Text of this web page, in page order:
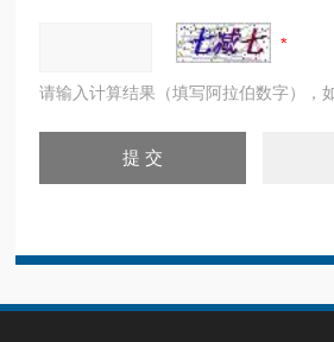
请输入计算结果（填写阿拉伯数字），